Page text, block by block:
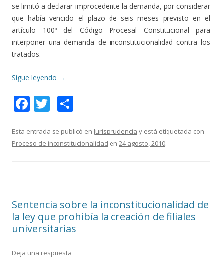
se limitó a declarar improcedente la demanda, por considerar
que había vencido el plazo de seis meses previsto en el
artículo 100º del Código Procesal Constitucional para
interponer una demanda de inconstitucionalidad contra los
tratados.
Sigue leyendo →
F
e
b
k
T
itt
er
m
p
r
Esta entrada se publicó en Jurisprudencia y está etiquetada con
Proceso de inconstitucionalidad en 24 agosto, 2010.
Sentencia sobre la inconstitucionalidad de
la ley que prohibía la creación de filiales
universitarias
Deja una respuesta